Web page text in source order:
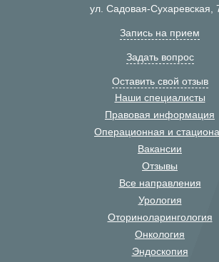
ул. Садовая-Сухаревская,
Запись на прием
Задать вопрос
Оставить свой отзыв
Наши специалисты
Правовая информация
Операционная и
Вакансии
Отзывы
Все направления
Урология
Оториноларингология
Онкология
Эндоскопия